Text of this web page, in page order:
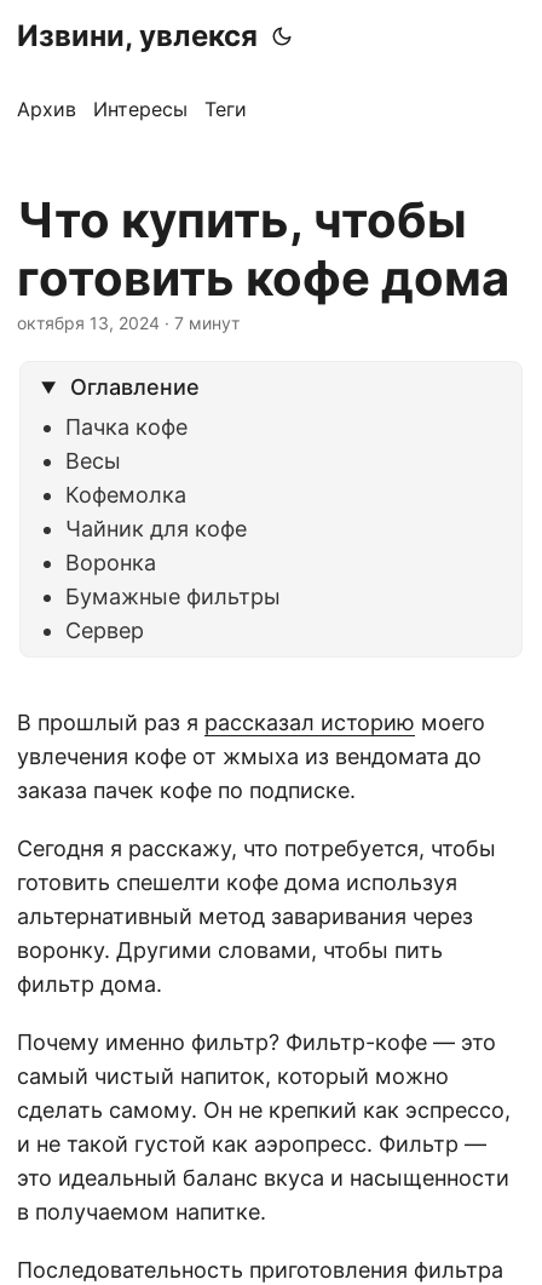
Извини, увлекся
Архив Интересы Теги
Что купить, чтобы
готовить кофе дома
октября 13, 2024 · 7 минут
Оглавление
Пачка кофе
Весы
Кофемолка
Чайник для кофе
Воронка
Бумажные фильтры
Сервер
В прошлый раз я рассказал историю моего
увлечения кофе от жмыха из вендомата до
заказа пачек кофе по подписке.
Сегодня я расскажу, что потребуется, чтобы
готовить спешелти кофе дома используя
альтернативный метод заваривания через
воронку. Другими словами, чтобы пить
фильтр дома.
Почему именно фильтр? Фильтр-кофе — это
самый чистый напиток, который можно
сделать самому. Он не крепкий как эспрессо,
и не такой густой как аэропресс. Фильтр —
это идеальный баланс вкуса и насыщенности
в получаемом напитке.
Последовательность приготовления фильтра